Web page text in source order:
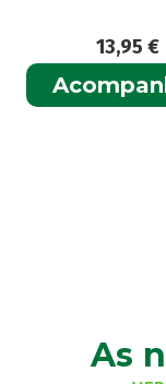
13,95€
As